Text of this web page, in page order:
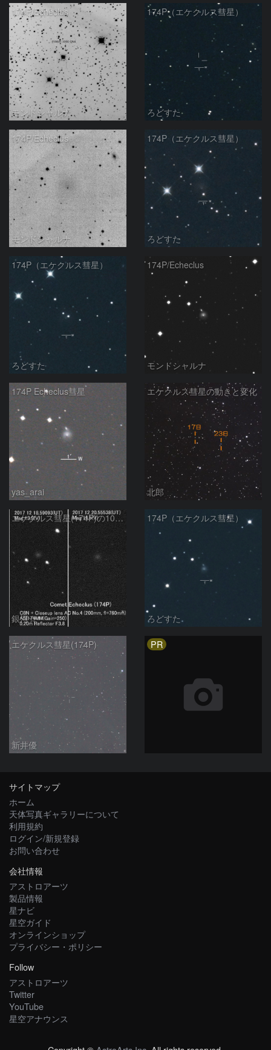
174P/Echeclus
モンドシャルナ
174P（エケクルス彗星）
ろどすた
174P/Echeclus
モンドシャルナ
174P（エケクルス彗星）
ろどすた
174P（エケクルス彗星）
ろどすた
174P/Echeclus
モンドシャルナ
174P Echeclus彗星
yas_arai
エケクルス彗星の動きと変化
北郎
エケクルス彗星(174P)の10日間の変化
銀河☆
174P（エケクルス彗星）
ろどすた
エケクルス彗星(174P)
新井優
PR
サイトマップ
ホーム
天体写真ギャラリーについて
利用規約
ログイン/新規登録
お問い合わせ
会社情報
アストロアーツ
製品情報
星ナビ
星空ガイド
オンラインショップ
プライバシー・ポリシー
Follow
アストロアーツ
Twitter
YouTube
星空アナウンス